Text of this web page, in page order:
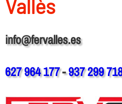
Vallès
info@fervalles.es
627 964 177-937 299